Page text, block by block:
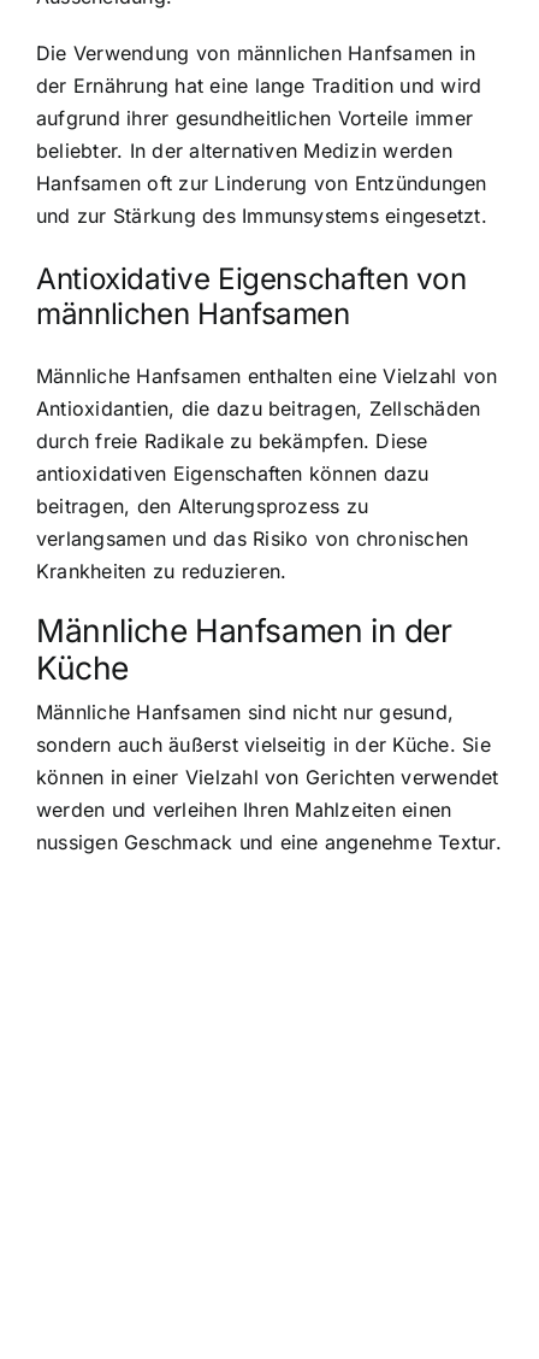
Die Verwendung von männlichen Hanfsamen in
der Ernährung hat eine lange Tradition und wird
aufgrund ihrer gesundheitlichen Vorteile immer
beliebter. In der alternativen Medizin werden
Hanfsamen oft zur Linderung von Entzündungen
und zur Stärkung des Immunsystems eingesetzt.
Antioxidative Eigenschaften von
männlichen Hanfsamen
Männliche Hanfsamen enthalten eine Vielzahl von
Antioxidantien, die dazu beitragen, Zellschäden
durch freie Radikale zu bekämpfen. Diese
antioxidativen Eigenschaften können dazu
beitragen, den Alterungsprozess zu
verlangsamen und das Risiko von chronischen
Krankheiten zu reduzieren.
Männliche Hanfsamen in der
Küche
Männliche Hanfsamen sind nicht nur gesund,
sondern auch äußerst vielseitig in der Küche. Sie
können in einer Vielzahl von Gerichten verwendet
werden und verleihen Ihren Mahlzeiten einen
nussigen Geschmack und eine angenehme Textur.